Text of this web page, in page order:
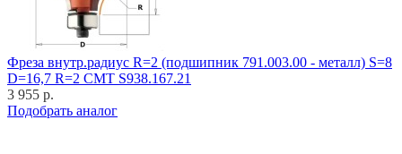
Фреза внутр.радиус R=2 (подшипник 791.003.00 - металл) S=8
D=16,7 R=2 CMT S938.167.21
3 955 р.
Подобрать аналог